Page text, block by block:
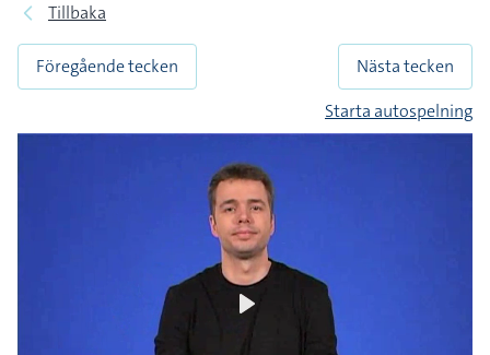
Tillbaka
Föregående tecken
Nästa tecken
Starta autospelning
Play